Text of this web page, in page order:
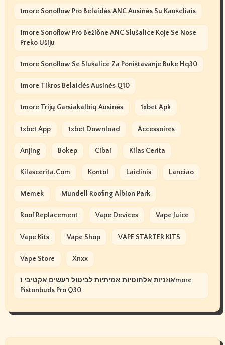
1more Sonoflow Pro Belaidės ANC Ausinės Su Kaušeliais
1more Sonoflow Pro Bežične ANC Slušalice Koje Se Nose
Preko Ušiju
1more Sonoflow Se Slušalice Za Poništavanje Buke Hq30
1more Tikros Belaidės Ausinės Q10
1more Trijų Garsiakalbių Ausinės 1xbet Apk
1xbet App 1xbet Download Accessoires
Anjing Bokep Cibai Kilas Cerita
Kilascerita.com Kontol Laidinis Lanciao
Memek Mundell Roofing Albion Park
Roof Replacement Vape Devices Vape Juice
Vape Kits Vape Shop VAPE STARTER KITS
Vape Store Xnxx
אוזניות אלחוטיות אמיתיות לביטול רעשים אקטיבי 1more
Pistonbuds Pro Q30